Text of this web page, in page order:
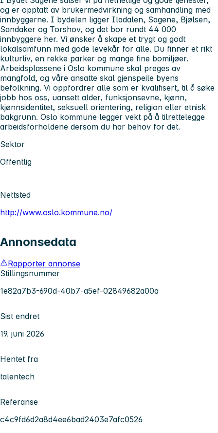
og er opptatt av brukermedvirkning og samhandling med
innbyggerne. I bydelen ligger Iladalen, Sagene, Bjølsen,
Sandaker og Torshov, og det bor rundt 44 000
innbyggere her. Vi ønsker å skape et trygt og godt
lokalsamfunn med gode levekår for alle. Du finner et rikt
kulturliv, en rekke parker og mange fine bomiljøer.
Arbeidsplassene i Oslo kommune skal preges av
mangfold, og våre ansatte skal gjenspeile byens
befolkning. Vi oppfordrer alle som er kvalifisert, til å søke
jobb hos oss, uansett alder, funksjonsevne, kjønn,
kjønnsidentitet, seksuell orientering, religion eller etnisk
bakgrunn. Oslo kommune legger vekt på å tilrettelegge
arbeidsforholdene dersom du har behov for det.
Sektor
Offentlig
Nettsted
http://www.oslo.kommune.no/
Annonsedata
Rapporter annonse
Stillingsnummer
1e82a7b3-690d-40b7-a5ef-02849682a00a
Sist endret
19. juni 2026
Hentet fra
talentech
Referanse
c4c9fd6d2a8d4ee6bad2403e7afc0526